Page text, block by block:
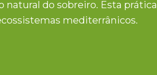
natural do sobreiro. Esta prática
mediterrânicos.